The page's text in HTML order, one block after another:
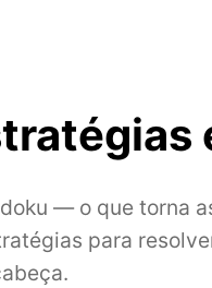
— o que torna
para